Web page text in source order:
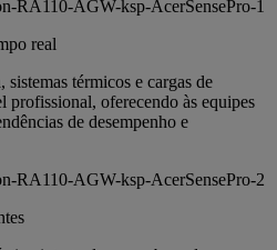
real
térmicos e cargas de
profissional, oferecendo às equipes
de desempenho e